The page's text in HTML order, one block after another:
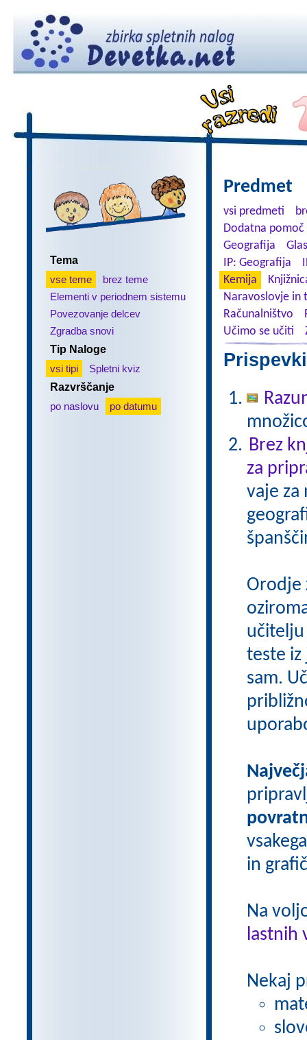
Tema
vse teme
brez teme
Elementi v periodnem sistemu
Povezovanje delcev
Zgradba snovi
Tip Naloge
vsi tipi
Spletni kviz
Razvrščanje
po naslovu
po datumu
Predmet
vsi predmeti
Dodatna
Geografija
IP: Geografija
Kemija
Naravoslovje in
Računalništvo
Učimo se učiti
Brez
za
vaje za
Orodje
učitelju
teste iz
sam.
in
Na
lastnih
Nekaj